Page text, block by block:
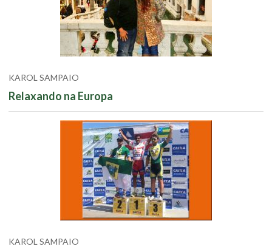
KAROL SAMPAIO
Relaxando na Europa
KAROL SAMPAIO